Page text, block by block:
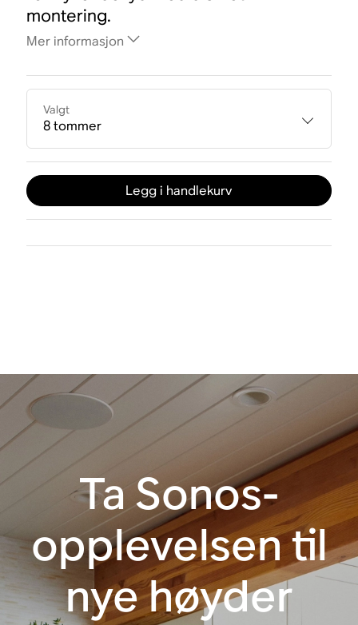
montering.
Mer informasjon
Valgt
8 tommer
Legg i handlekurv
Ta Sonos-
opplevelsen til
nye høyder